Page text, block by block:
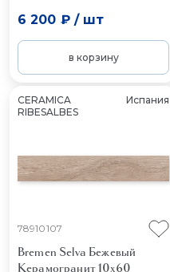
6 200 ₽/ шт
в корзину
CERAMICA
RIBESALBES
Испания
78910107
Bremen Selva Бежевый
Керамогранит 10x60